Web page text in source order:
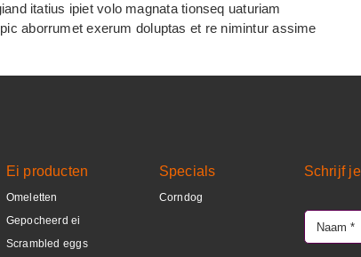
itatius ipiet volo magnata tionseq uaturiam
aborrumet exerum doluptas et re nimintur assime
Ei producten
Omeletten
Gepocheerd ei
Scrambled eggs
Specials
Corndog
Schrijf